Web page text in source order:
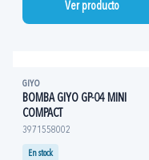
Ver producto
GIYO
BOMBA GIYO GP-04 MINI
COMPACT
3971558002
En stock